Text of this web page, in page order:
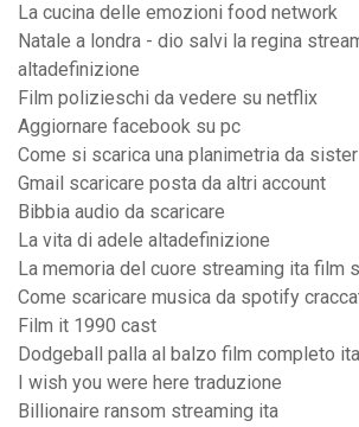
La cucina delle emozioni food network
Natale a londra - dio salvi la regina
altadefinizione
Film polizieschi da vedere su netflix
Aggiornare facebook su pc
Come si scarica una planimetria da sister
Gmail scaricare posta da altri account
Bibbia audio da scaricare
La vita di adele altadefinizione
La memoria del cuore streaming ita film
Come scaricare musica da spotify
Film it 1990 cast
Dodgeball palla al balzo film completo ita
I wish you were here traduzione
Billionaire ransom streaming ita